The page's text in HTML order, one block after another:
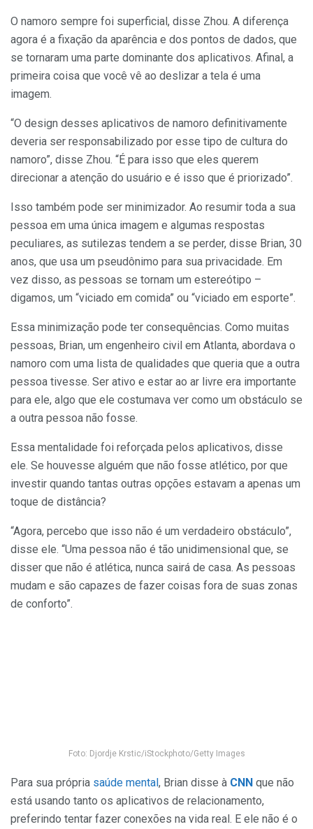
O namoro sempre foi superficial, disse Zhou. A diferença
agora é a fixação da aparência e dos pontos de dados, que
se tornaram uma parte dominante dos aplicativos. Afinal, a
primeira coisa que você vê ao deslizar a tela é uma
imagem.
“O design desses aplicativos de namoro definitivamente
deveria ser responsabilizado por esse tipo de cultura do
namoro”, disse Zhou. “É para isso que eles querem
direcionar a atenção do usuário e é isso que é priorizado”.
Isso também pode ser minimizador. Ao resumir toda a sua
pessoa em uma única imagem e algumas respostas
peculiares, as sutilezas tendem a se perder, disse Brian, 30
anos, que usa um pseudônimo para sua privacidade. Em
vez disso, as pessoas se tornam um estereótipo –
digamos, um “viciado em comida” ou “viciado em esporte”.
Essa minimização pode ter consequências. Como muitas
pessoas, Brian, um engenheiro civil em Atlanta, abordava o
namoro com uma lista de qualidades que queria que a outra
pessoa tivesse. Ser ativo e estar ao ar livre era importante
para ele, algo que ele costumava ver como um obstáculo se
a outra pessoa não fosse.
Essa mentalidade foi reforçada pelos aplicativos, disse
ele. Se houvesse alguém que não fosse atlético, por que
investir quando tantas outras opções estavam a apenas um
toque de distância?
“Agora, percebo que isso não é um verdadeiro obstáculo”,
disse ele. “Uma pessoa não é tão unidimensional que, se
disser que não é atlética, nunca sairá de casa. As pessoas
mudam e são capazes de fazer coisas fora de suas zonas
de conforto”.
Foto: Djordje Krstic/iStockphoto/Getty Images
Para sua própria saúde mental , Brian disse à CNN que não
está usando tanto os aplicativos de relacionamento,
preferindo tentar fazer conexões na vida real. E ele não é o